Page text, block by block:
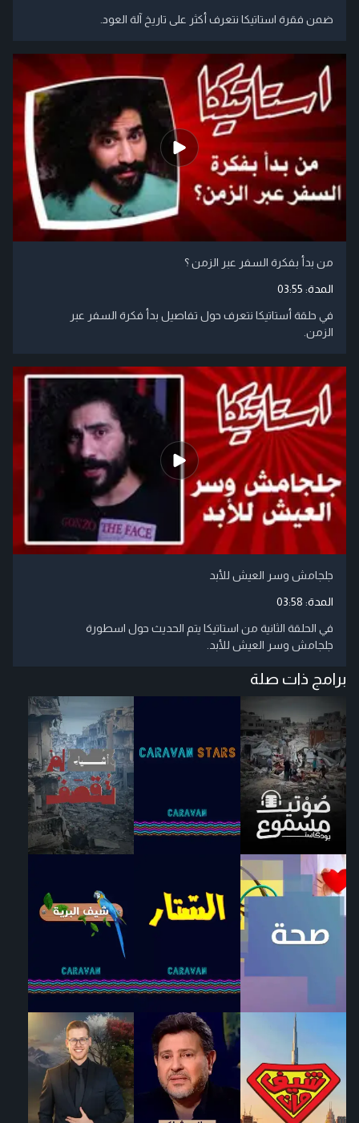
ضمن فقرة استاتيكا نتعرف أكثر على تاريخ آلة العود.
من بدأ بفكرة السفر عبر الزمن ؟
المدة: 03:55
في حلقة أستاتيكا نتعرف حول تفاصيل بدأ فكرة السفر عبر
الزمن.
جلجامش وسر العيش للأبد
المدة: 03:58
في الحلقة الثانية من استاتيكا يتم الحديث حول اسطورة
جلجامش وسر العيش للأبد.
برامج ذات صلة